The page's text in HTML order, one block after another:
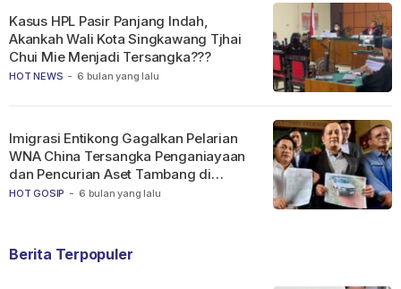
HOT NEWS - 6 bulan yang lalu
Kasus HPL Pasir Panjang Indah,
Akankah Wali Kota Singkawang Tjhai
Chui Mie Menjadi Tersangka???
HOT GOSIP - 6 bulan yang lalu
Imigrasi Entikong Gagalkan Pelarian
WNA China Tersangka Penganiayaan
dan Pencurian Aset Tambang di
Ketapang
Berita Terpopuler